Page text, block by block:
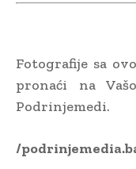
Fotografije sa
pronaći na
Podrinjemedi.
/